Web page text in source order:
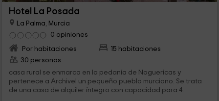
Hotel La Posada
La Palma, Murcia
0 opiniones
Por habitaciones
15 habitaciones
30 personas
casa rural se enmarca en la pedanía de Noguericas y
pertenece a Archivel un pequeño pueblo murciano. Se trata
de una casa de alquiler íntegro con capacidad para 4